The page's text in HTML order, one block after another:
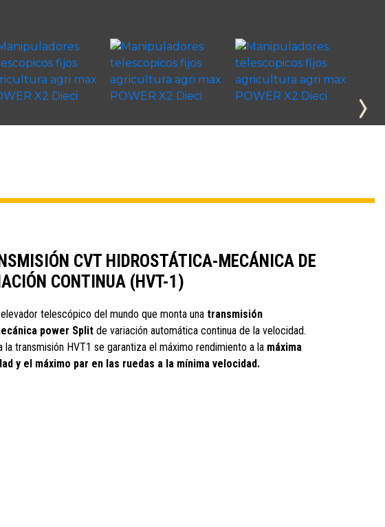
CVT HIDROSTÁTICA-MECÁNICA DE
CONTINUA (HVT-1)
telescópico del mundo que monta una transmisión
power Splitde variación automática continua de la velocidad.
la transmisión HVT1 se garantiza el máximo rendimiento a la máxima
y el máximo par en las ruedas a la mínima velocidad.